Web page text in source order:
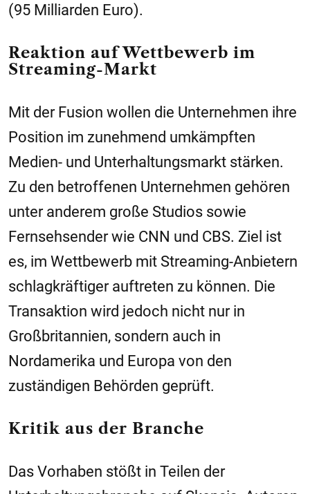
(95 Milliarden Euro).
Reaktion auf Wettbewerb im
Streaming-Markt
Mit der Fusion wollen die Unternehmen ihre
Position im zunehmend umkämpften
Medien- und Unterhaltungsmarkt stärken.
Zu den betroffenen Unternehmen gehören
unter anderem große Studios sowie
Fernsehsender wie CNN und CBS. Ziel ist
es, im Wettbewerb mit Streaming-Anbietern
schlagkräftiger auftreten zu können. Die
Transaktion wird jedoch nicht nur in
Großbritannien, sondern auch in
Nordamerika und Europa von den
zuständigen Behörden geprüft.
Kritik aus der Branche
Das Vorhaben stößt in Teilen der